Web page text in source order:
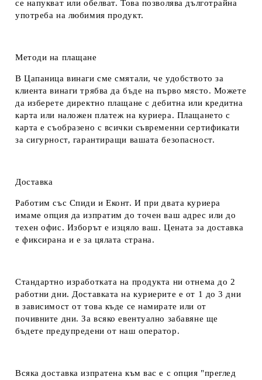
се напукват или обелват. Това позволява дълготрайна
употреба на любимия продукт.
Методи на плащане
В Цапаница винаги сме смятали, че удобството за
клиента винаги трябва да бъде на първо място. Можете
да изберете директно плащане с дебитна или кредитна
карта или наложен платеж на куриера. Плащането с
карта е съобразено с всички съвременни сертификати
за сигурност, гарантиращи вашата безопасност.
Доставка
Работим със Спиди и Еконт. И при двата куриера
имаме опция да изпратим до точен ваш адрес или до
техен офис. Изборът е изцяло ваш. Цената за доставка
е фиксирана и е за цялата страна.
Стандартно изработката на продукта ни отнема до 2
работни дни. Доставката на куриерите е от 1 до 3 дни
в зависимост от това къде се намирате или от
почивните дни. За всяко евентуално забавяне ще
бъдете предупредени от наш оператор.
Всяка доставка изпратена към вас е с опция "преглед